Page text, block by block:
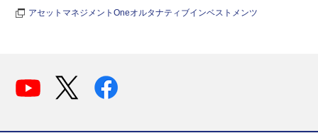
アセットマネジメントOneオルタナティブインベストメンツ